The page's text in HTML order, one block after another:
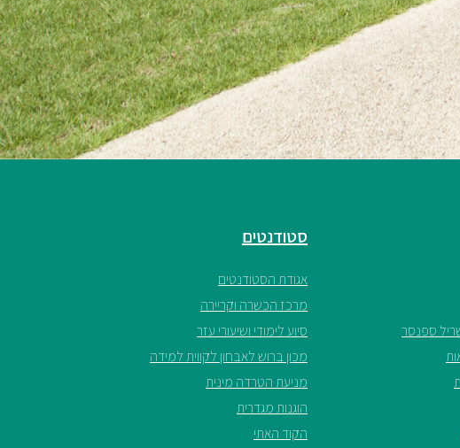
סטודנטים
אגודת הסטודנטים
מרכז הכשרה וקריירה
סיוע לימודי ושיעורי עזר
מכון ברוש לאבחון לקווית למידה
מניעת הטרדה מינית
הוגנות מגדרית
הקוד האתי